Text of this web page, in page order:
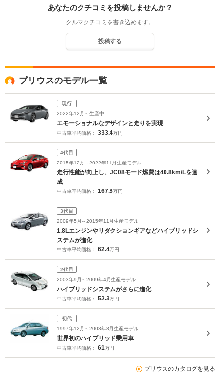
あなたのクチコミを投稿しませんか？
クルマクチコミを書き込めます。
投稿する
プリウスのモデル一覧
現行
2022年12月～生産中
エモーショナルなデザインと走りを実現
中古車平均価格： 333.4万円
4代目
2015年12月～2022年11月生産モデル
走行性能が向上し、JC08モード燃費は40.8km/Lを達
成
中古車平均価格： 167.8万円
3代目
2009年5月～2015年11月生産モデル
1.8Lエンジンやリダクションギアなどハイブリッドシ
ステムが進化
中古車平均価格： 62.4万円
2代目
2003年9月～2009年4月生産モデル
ハイブリッドシステムがさらに進化
中古車平均価格： 52.3万円
初代
1997年12月～2003年8月生産モデル
世界初のハイブリッド乗用車
中古車平均価格： 61万円
プリウスのカタログを見る